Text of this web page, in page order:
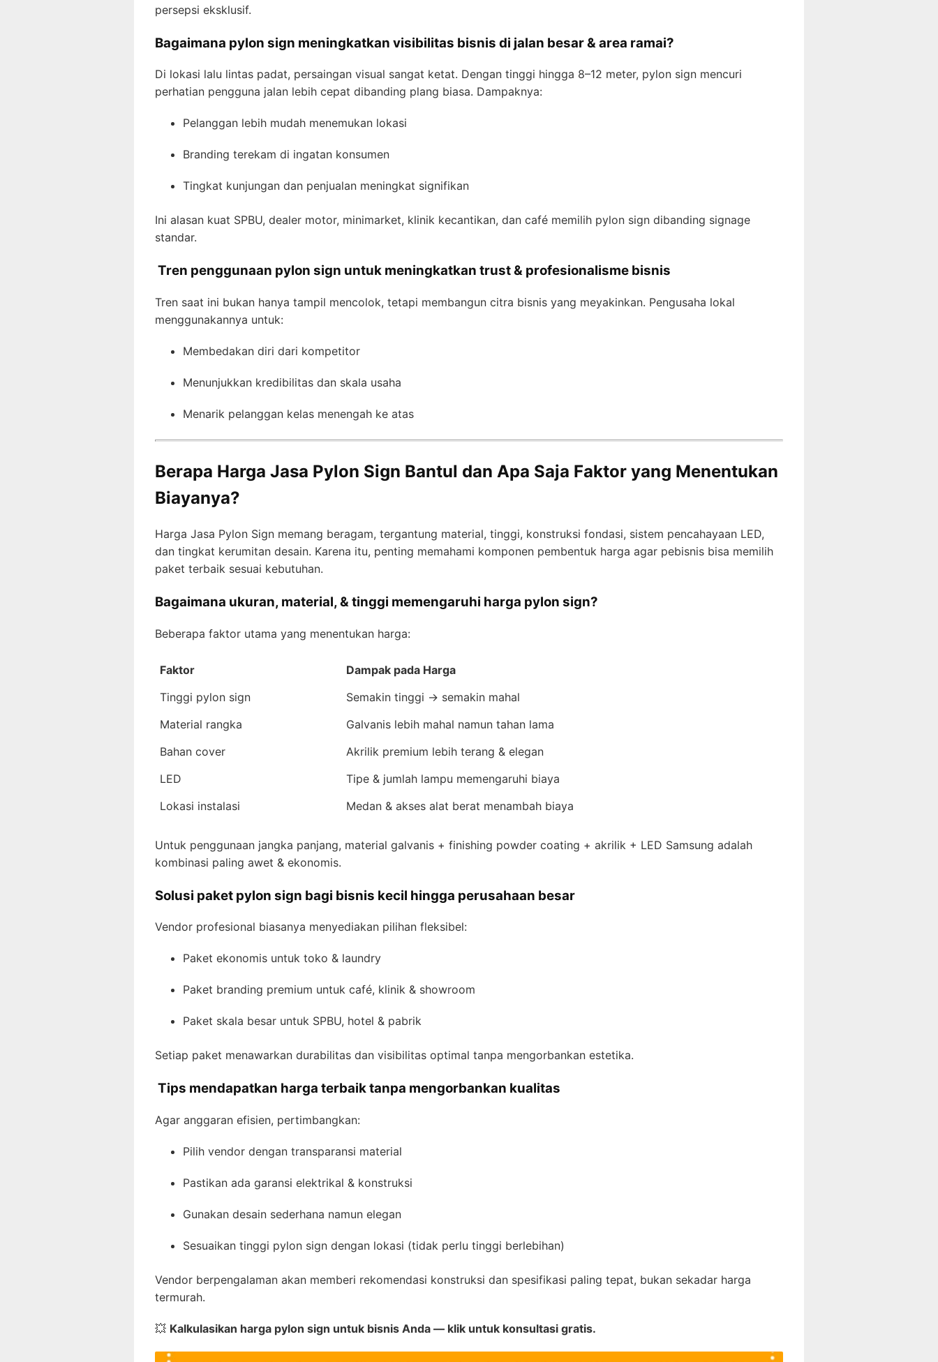
persepsi eksklusif.
Bagaimana pylon sign meningkatkan visibilitas bisnis di jalan besar & area ramai?
Di lokasi lalu lintas padat, persaingan visual sangat ketat. Dengan tinggi hingga 8–12 meter, pylon sign mencuri
perhatian pengguna jalan lebih cepat dibanding plang biasa. Dampaknya:
Pelanggan lebih mudah menemukan lokasi
Branding terekam di ingatan konsumen
Tingkat kunjungan dan penjualan meningkat signifikan
Ini alasan kuat SPBU, dealer motor, minimarket, klinik kecantikan, dan café memilih pylon sign dibanding signage
standar.
Tren penggunaan pylon sign untuk meningkatkan trust & profesionalisme bisnis
Tren saat ini bukan hanya tampil mencolok, tetapi membangun citra bisnis yang meyakinkan. Pengusaha lokal
menggunakannya untuk:
Membedakan diri dari kompetitor
Menunjukkan kredibilitas dan skala usaha
Menarik pelanggan kelas menengah ke atas
Berapa Harga Jasa Pylon Sign Bantul dan Apa Saja Faktor yang Menentukan
Biayanya?
Harga Jasa Pylon Sign memang beragam, tergantung material, tinggi, konstruksi fondasi, sistem pencahayaan LED,
dan tingkat kerumitan desain. Karena itu, penting memahami komponen pembentuk harga agar pebisnis bisa memilih
paket terbaik sesuai kebutuhan.
Bagaimana ukuran, material, & tinggi memengaruhi harga pylon sign?
Beberapa faktor utama yang menentukan harga:
Faktor
Dampak pada Harga
Tinggi pylon sign
Semakin tinggi → semakin mahal
Material rangka
Galvanis lebih mahal namun tahan lama
Bahan cover
Akrilik premium lebih terang & elegan
LED
Tipe & jumlah lampu memengaruhi biaya
Lokasi instalasi
Medan & akses alat berat menambah biaya
Untuk penggunaan jangka panjang, material galvanis + finishing powder coating + akrilik + LED Samsung adalah
kombinasi paling awet & ekonomis.
Solusi paket pylon sign bagi bisnis kecil hingga perusahaan besar
Vendor profesional biasanya menyediakan pilihan fleksibel:
Paket ekonomis untuk toko & laundry
Paket branding premium untuk café, klinik & showroom
Paket skala besar untuk SPBU, hotel & pabrik
Setiap paket menawarkan durabilitas dan visibilitas optimal tanpa mengorbankan estetika.
Tips mendapatkan harga terbaik tanpa mengorbankan kualitas
Agar anggaran efisien, pertimbangkan:
Pilih vendor dengan transparansi material
Pastikan ada garansi elektrikal & konstruksi
Gunakan desain sederhana namun elegan
Sesuaikan tinggi pylon sign dengan lokasi (tidak perlu tinggi berlebihan)
Vendor berpengalaman akan memberi rekomendasi konstruksi dan spesifikasi paling tepat, bukan sekadar harga
termurah.
💥 Kalkulasikan harga pylon sign untuk bisnis Anda — klik untuk konsultasi gratis.